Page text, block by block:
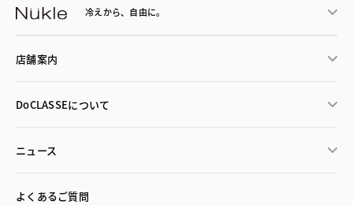
冷えから、 自由に。
店舗案内
DoCLASSEについて
ニュース
よくあるご質問